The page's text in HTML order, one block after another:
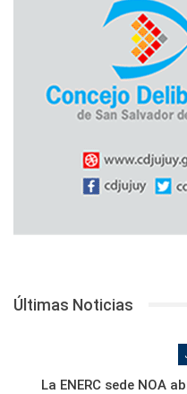
Últimas Noticias
La ENERC sede NOA